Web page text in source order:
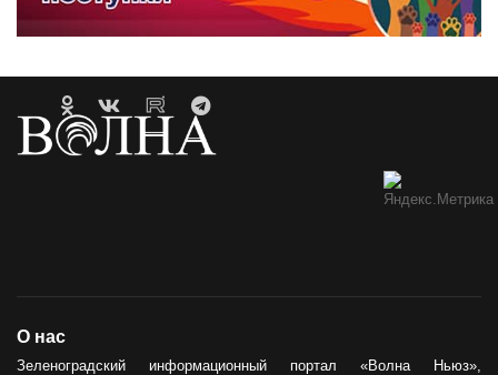
О нас
Зеленоградский информационный портал «Волна Ньюз»,